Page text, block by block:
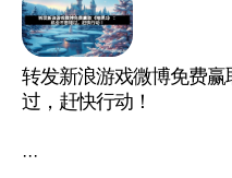
转发新浪游戏微博免费
过，赶快行动！
···